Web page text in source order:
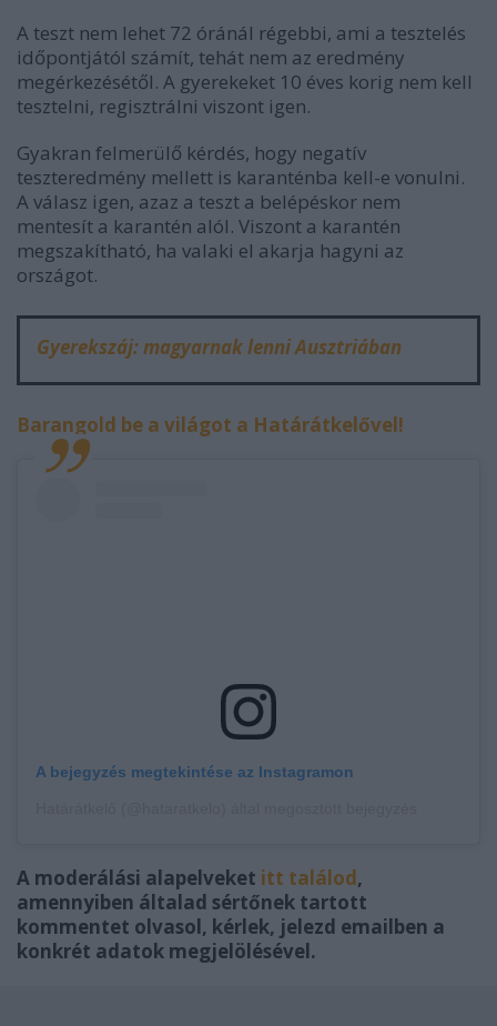
A teszt nem lehet 72 óránál régebbi, ami a tesztelés
időpontjától számít, tehát nem az eredmény
megérkezésétől. A gyerekeket 10 éves korig nem kell
tesztelni, regisztrálni viszont igen.
Gyakran felmerülő kérdés, hogy negatív
teszteredmény mellett is karanténba kell-e vonulni.
A válasz igen, azaz a teszt a belépéskor nem
mentesít a karantén alól. Viszont a karantén
megszakítható, ha valaki el akarja hagyni az
országot.
Gyerekszáj: magyarnak lenni Ausztriában
Barangold be a világot a Határátkelővel!
A bejegyzés megtekintése az Instagramon
A moderálási alapelveket itt találod,
amennyiben általad sértőnek tartott
kommentet olvasol, kérlek, jelezd emailben a
konkrét adatok megjelölésével.